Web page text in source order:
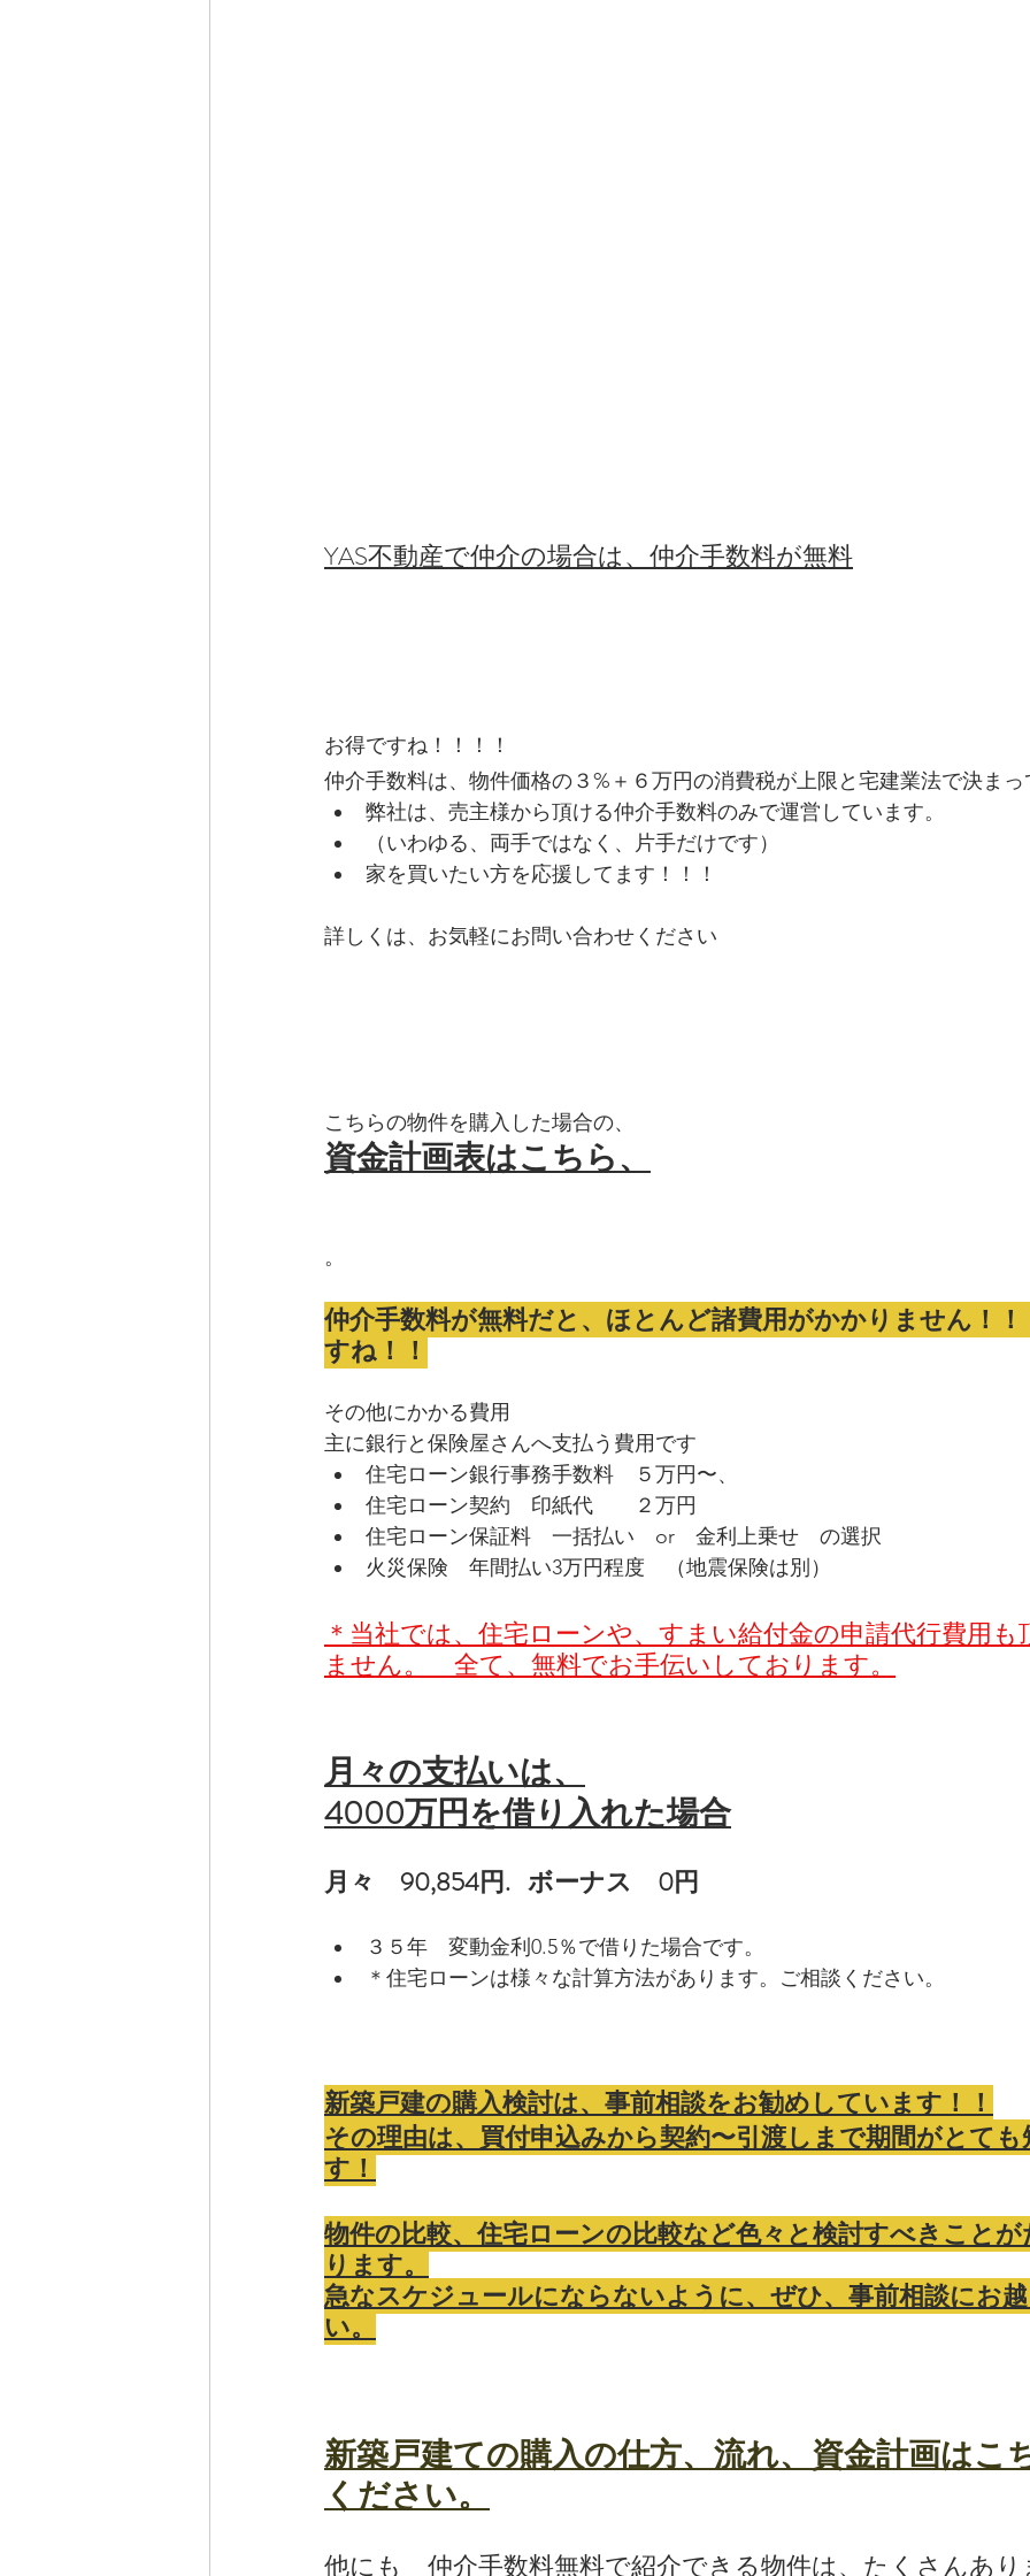
YAS不動産で仲介の場合は、仲介手数料が無料
お得ですね！！！！
仲介手数料は、物件価格の３%＋６万円の消費税が上限と宅建業法で決ま
弊社は、売主様から頂ける仲介手数料のみで運営しています。
（いわゆる、両手ではなく、片手だけです）
家を買いたい方を応援してます！！！
詳しくは、お気軽にお問い合わせください
こちらの物件を購入した場合の、
資金計画表はこちら、
。
仲介手数料が無料だと、ほとんど諸費用がかかりません！
すね！！
その他にかかる費用
主に銀行と保険屋さんへ支払う費用です
住宅ローン銀行事務手数料　５万円〜、
住宅ローン契約　印紙代　　２万円
住宅ローン保証料　一括払い　or　金利上乗せ　の選択
火災保険　年間払い3万円程度　（地震保険は別）
＊当社では、住宅ローンや、すまい給付金の申請代行費用
ません。　全て、無料でお手伝いしております。
月々の支払いは、
4000万円を借り入れた場合
月々　90,854円.   ボーナス　0円
３５年　変動金利0.5％で借りた場合です。
＊住宅ローンは様々な計算方法があります。ご相談ください。
新築戸建の購入検討は、事前相談をお勧めしています！！
その理由は、買付申込みから契約〜引渡しまで期間がとて
す！
物件の比較、住宅ローンの比較など色々と検討すべきこと
ります。
急なスケジュールにならないように、ぜひ、事前相談にお
い。
新築戸建ての購入の仕方、流れ、資金計画はこ
ください。
他にも　仲介手数料無料で紹介できる物件は、たくさんあ